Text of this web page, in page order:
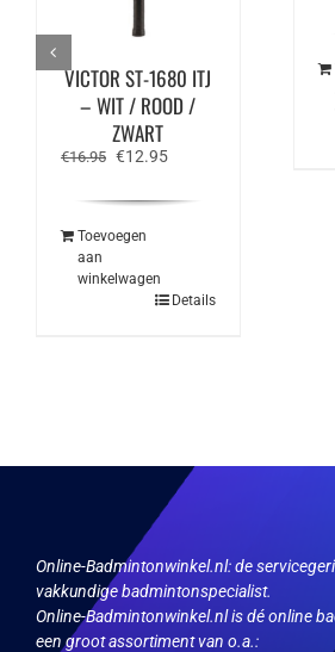
VICTOR ST-1680 ITJ
– WIT / ROOD /
ZWART
€16.95 Oorspronkelijke
€12.95Huidige
Toevoegen
aan
winkelwagen
Details
Online-Badmintonwinkel.nl:de
vakkundige badmintonspecialist.
Online-Badmintonwinkel.nl is dé online
een groot assortiment van o.a.: